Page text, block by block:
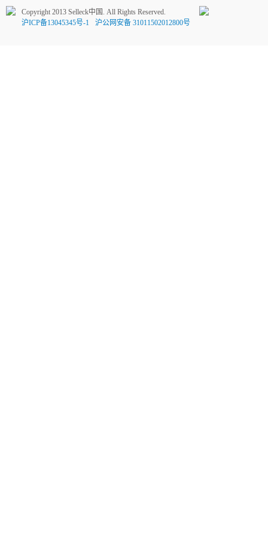
Copyright 2013 Selleck中国. All Rights Reserved.
沪ICP备13045345号-1
沪公网安备 31011502012800号